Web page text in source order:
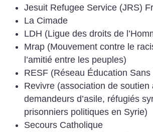
Jesuit Refugee Service (JRS)
La Cimade
LDH (Ligue des droits de
Mrap (Mouvement contre le
l’amitié entre les peuples)
RESF (Réseau Éducation Sans
Revivre (association de soutien
demandeurs d’asile, réfugiés
prisonniers politiques en Syrie)
Secours Catholique